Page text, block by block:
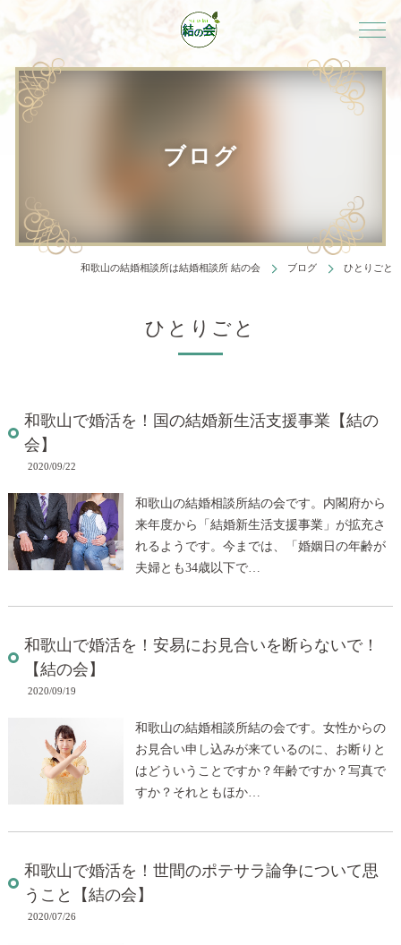
ブログ
和歌山の結婚相談所は結婚相談所 結の会 ブログ ひとりごと
ひとりごと
和歌山で婚活を！国の結婚新生活支援事業【結の
会】
2020/09/22
和歌山の結婚相談所結の会です。内閣府から
来年度から「結婚新生活支援事業」が拡充さ
れるようです。今までは、「婚姻日の年齢が
夫婦とも34歳以下で…
和歌山で婚活を！安易にお見合いを断らないで！
【結の会】
2020/09/19
和歌山の結婚相談所結の会です。女性からの
お見合い申し込みが来ているのに、お断りと
はどういうことですか？年齢ですか？写真で
すか？それともほか…
和歌山で婚活を！世間のポテサラ論争について思
うこと【結の会】
2020/07/26